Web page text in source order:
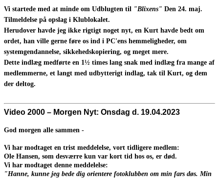
Vi startede med at minde om Udblugten til "Blixens" Den 24. maj.
Tilmeldelse på opslag i Klublokalet.
Herudover havde jeg ikke rigtigt noget nyt, en Kurt havde bedt om
ordet, han ville gerne føre os ind i PC'ens hemmeligheder, om
systemgendannelse, sikkehedskopiering, og meget mere.
Dette indlæg medførte en 1½ times lang snak med indlæg fra mange af
medlemmerne, et langt med udbytterigt indlag, tak til Kurt, og dem
der deltog.
Video 2000 – Morgen Nyt: Onsdag d. 19.04.2023
God morgen alle sammen -
Vi har modtaget en trist meddelelse, vort tidligere medlem:
Ole Hansen, som desværre kun var kort tid hos os, er død.
Vi har modtaget denne meddelelse:
"Hanne, kunne jeg bede dig orientere fotoklubben om min fars døs. Min